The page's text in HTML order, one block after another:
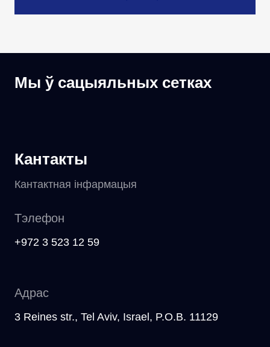
Мы ў сацыяльных сетках
Кантакты
Кантактная інфармацыя
Тэлефон
+972 3 523 12 59
Адрас
3 Reines str., Tel Aviv, Israel, P.O.B. 11129